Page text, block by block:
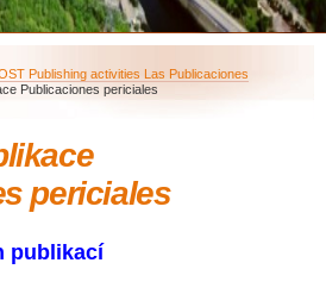
Publishing activities Las Publicaciones
Publicaciones periciales
periciales
publikací